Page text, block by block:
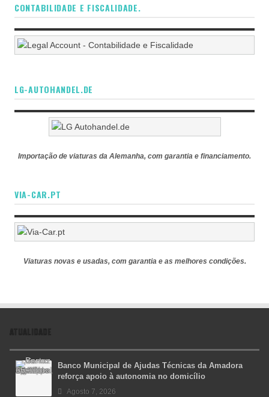
CONTABILIDADE E FISCALIDADE.
LG-AUTOHANDEL.DE
Importação de viaturas da Alemanha, com garantia e financiamento.
VIA-CAR.PT
Viaturas novas e usadas, com garantia e as melhores condições.
ATUALIDADE
Banco Municipal de Ajudas Técnicas da Amadora
reforça apoio à autonomia no domicílio
Agosto 7, 2026